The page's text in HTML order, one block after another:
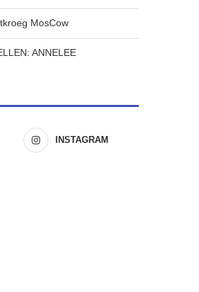
MosCow
ANNELEE
INSTAGRAM